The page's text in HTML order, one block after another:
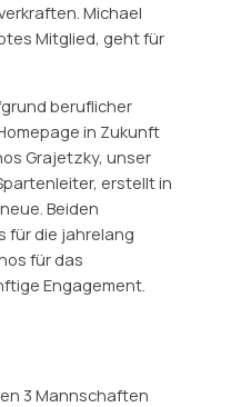
Michael
Mitglied, geht für
beruflicher
in Zukunft
Grajetzky, unser
erstellt in
Beiden
für die jahrelang
für das
Engagement.
3 Mannschaften